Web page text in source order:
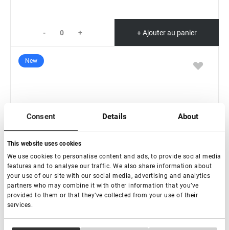
Consent Details About
This website uses cookies
We use cookies to personalise content and ads, to provide social media
features and to analyse our traffic. We also share information about
your use of our site with our social media, advertising and analytics
partners who may combine it with other information that you’ve
provided to them or that they’ve collected from your use of their
services.
- + + Ajouter au panier
New